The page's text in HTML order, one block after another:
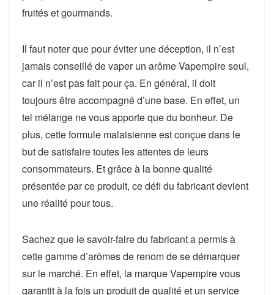
fruités et gourmands.
Il faut noter que pour éviter une déception, il n’est
jamais conseillé de vaper un arôme Vapempire seul,
car il n’est pas fait pour ça. En général, il doit
toujours être accompagné d’une base. En effet, un
tel mélange ne vous apporte que du bonheur. De
plus, cette formule malaisienne est conçue dans le
but de satisfaire toutes les attentes de leurs
consommateurs. Et grâce à la bonne qualité
présentée par ce produit, ce défi du fabricant devient
une réalité pour tous.
Sachez que le savoir-faire du fabricant a permis à
cette gamme d’arômes de renom de se démarquer
sur le marché. En effet, la marque Vapempire vous
garantit à la fois un produit de qualité et un service